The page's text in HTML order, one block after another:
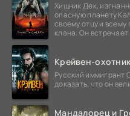
Хищник Дек,
опасную планету
своему отцу и
клана. Он
Крейвен-
Русский иммигрант
доказать, что он
Мандалорец и